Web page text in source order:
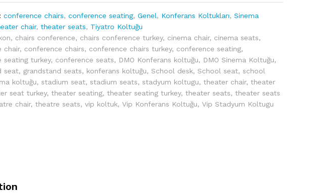
conference chairs,conference seating,Genel, Konferans Koltukları,Sinema
chair,theater seats, Tiyatro Koltuğu
, chairs conference, chairs conference turkey, cinema chair, cinema seats,
chair, conference chairs, conference chairs turkey, conference seating,
seating turkey, conference seats, DMO Konferans koltuğu, DMO Sinema Koltuğu,
seat, grandstand seats, konferans koltuğu,School desk,School seat,school
koltuğu,stadium seat,stadium seats,stadyum koltugu,theater chair,theater
seat turkey,theater seating,theater seating turkey,theater seats,theater seats
chair,theatre seats,vip koltuk,Vip Konferans Koltuğu,Vip Stadyum Koltugu